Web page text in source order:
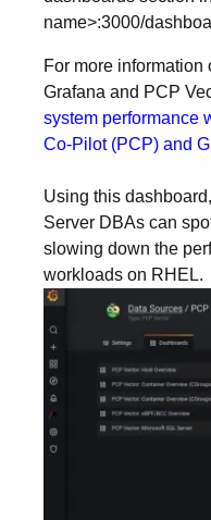
name>:3000/
For more
Grafana and PCP
system performance
Co-Pilot (PCP) and
Using this
Server DBAs can
slowing down the
workloads on RHEL.